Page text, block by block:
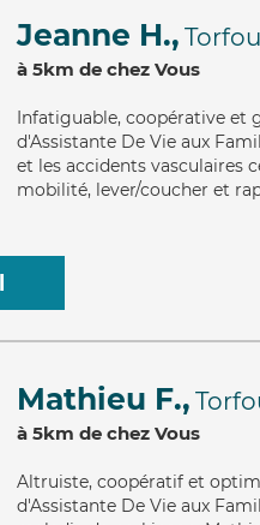
Jeanne H., Torfou
à 5km de chez Vous
Infatiguable, coopérative et
d'Assistante De Vie aux
et les accidents vasculaires
mobilité, lever/coucher et
Mathieu F.,
à 5km de chez Vous
Altruiste, coopératif et
d'Assistante De Vie aux